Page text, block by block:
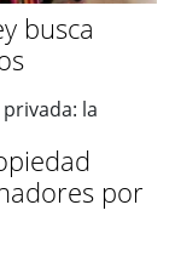
busca
por